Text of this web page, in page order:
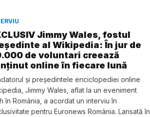
Jimmy Wales, fostul
al Wikipedia: În jur de
de voluntari creează
online în fiecare lună
și președintele enciclopediei online
Jimmy Wales, aflat la un eveniment
în România, a acordat un interviu în
pentru Euronews România. Lansată în